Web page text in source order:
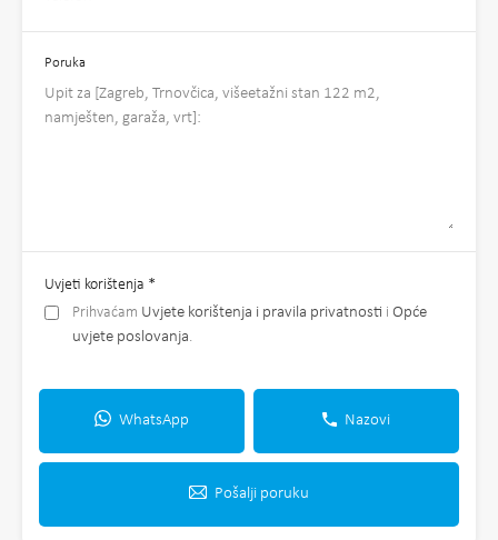
Poruka
Uvjeti korištenja *
Prihvaćam Uvjete korištenja i pravila privatnosti i Opće
uvjete poslovanja.
WhatsApp Nazovi
Pošalji poruku